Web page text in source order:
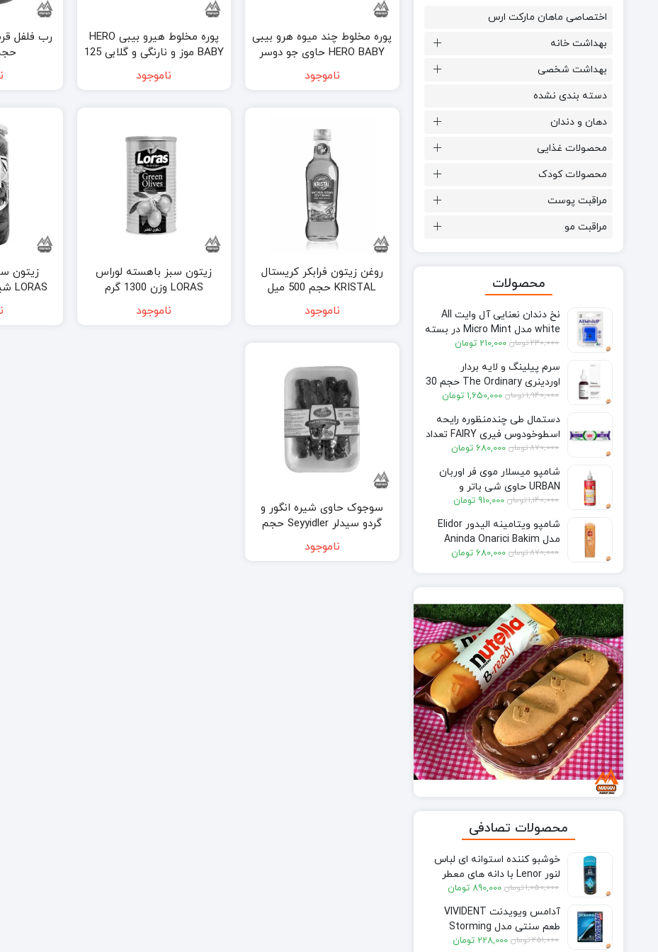
پوره مخلوط چند میوه هرو بیبی
HERO BABY حاوی جو دوسر
hero baby fruit puree mixed
ناموجود
پوره مخلوط هیرو بیبی HERO
BABY موز و نارنگی و گلابی 125
گرم Hero Baby banana,
tangerine and pear fruit
ناموجود
حجم
روغن زیتون فرابکر کریستال
KRISTAL حجم 500 میل
ناموجود
زیتون سبز باهسته لوراس
LORAS وزن 1300 گرم
ناموجود
زیتون
LORAS شیشه‌ای 465 گرمی
سوجوک حاوی شیره انگور و
گردو سیدلر Seyyidler حجم
400 گرم Seyyidler Cevizli Bol
Pekmezli Sucuk 400gr
ناموجود
اختصاصی ماهان مارکت ارس
بهداشت خانه
بهداشت شخصی
دسته بندی نشده
دهان و دندان
محصولات غذایی
محصولات کودک
مراقبت پوست
مراقبت مو
محصولات
نخ دندان نعنایی آل وایت All
white مدل Micro Mint در بسته
50 متری
230,000تومان
قیمت
230,000 تومان
بود.
210,000 تومان
قیمت
210,000 تومان.
سرم پیلینگ و لایه بردار
اوردینری The Ordinary حجم 30
میل
1,940,000تومان
قیمت
1,940,000 تومان
بود.
1,650,000 تومان
قیمت
1,650,000 تومان.
دستمال طی چندمنظوره رایحه
اسطوخودوس فیری FAIRY تعداد
50 برگی
870,000تومان
قیمت
870,000 تومان
بود.
680,000 تومان
قیمت
680,000 تومان.
شامپو میسلار موی فر اوربان
URBAN حاوی شی باتر و
هبیسکوس واتر حجم 340 میل
1,140,000تومان
قیمت
1,140,000 تومان
بود.
910,000 تومان
قیمت
910,000 تومان.
شامپو ویتامینه الیدور Elidor
مدل Aninda Onarici Bakim
مخصوص موهای آسیب دیده
870,000تومان
قیمت
680,000 تومان
قیمت
محصولات تصادفی
خوشبو کننده استوانه ای لباس
لنور Lenor با دانه های معطر
حجم 155 گرم
1,050,000تومان
قیمت
1,050,000 تومان
بود.
890,000 تومان
قیمت
890,000 تومان.
آدامس ویویدنت VIVIDENT
طعم سنتی مدل Storming
بسته 12 عددی
251,000تومان قیمت
228,000 تومان
قیمت